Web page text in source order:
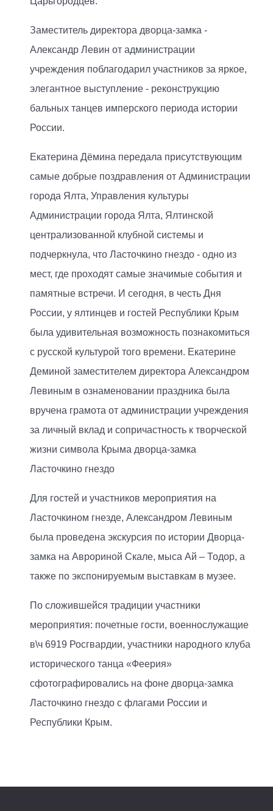
Заместитель директора дворца-замка -
Александр Левин от администрации
учреждения поблагодарил участников за яркое,
элегантное выступление - реконструкцию
бальных танцев имперского периода истории
России.
Екатерина Дёмина передала присутствующим
самые добрые поздравления от Администрации
города Ялта, Управления культуры
Администрации города Ялта, Ялтинской
централизованной клубной системы и
подчеркнула, что Ласточкино гнездо - одно из
мест, где проходят самые значимые события и
памятные встречи. И сегодня, в честь Дня
России, у ялтинцев и гостей Республики Крым
была удивительная возможность познакомиться
с русской культурой того времени. Екатерине
Деминой заместителем директора Александром
Левиным в ознаменовании праздника была
вручена грамота от администрации учреждения
за личный вклад и сопричастность к творческой
жизни символа Крыма дворца-замка
Ласточкино гнездо
Для гостей и участников мероприятия на
Ласточкином гнезде, Александром Левиным
была проведена экскурсия по истории Дворца-
замка на Аврориной Скале, мыса Ай – Тодор, а
также по экспонируемым выставкам в музее.
По сложившейся традиции участники
мероприятия: почетные гости, военнослужащие
в\ч 6919 Росгвардии, участники народного клуба
исторического танца «Феерия»
сфотографировались на фоне дворца-замка
Ласточкино гнездо с флагами России и
Республики Крым.